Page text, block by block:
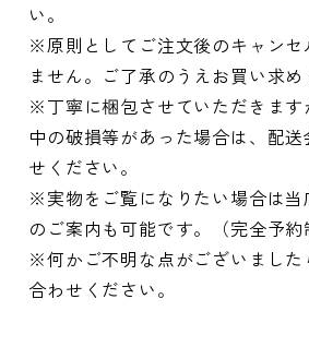
い。
※原則としてご注文後のキャンセ
ません。ご了承のうえお買い求め
※丁寧に梱包させていただきます
中の破損等があった場合は、配
せください。
※実物をご覧になりたい場合は当
のご案内も可能です。（完全予約
※何かご不明な点がございました
合わせください。